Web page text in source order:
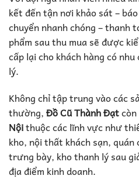
kết đến tận nơi khảo sát –
chuyển nhanh chóng – thanh
phẩm sau thu mua sẽ được
cấp lại cho khách hàng có
lý.
Không chỉ tập trung vào các
thường,Đồ Cũ Thành Đạt
Nộithuộc các lĩnh vực như
kho, nội thất khách sạn,
trưng bày, kho thanh lý sau
địa điểm kinh doanh.